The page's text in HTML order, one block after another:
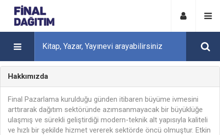
Hakkımızda
Final Pazarlama kurulduğu günden itibaren büyüme ivmesini
arttırarak dağıtım sektöründe azımsanmayacak bir büyüklüğe
ulaşmış ve sürekli geliştirdiği modern-teknik alt yapısıyla kaliteli
ve hızlı bir şekilde hizmet vererek sektörde öncü olmuştur. Etkin